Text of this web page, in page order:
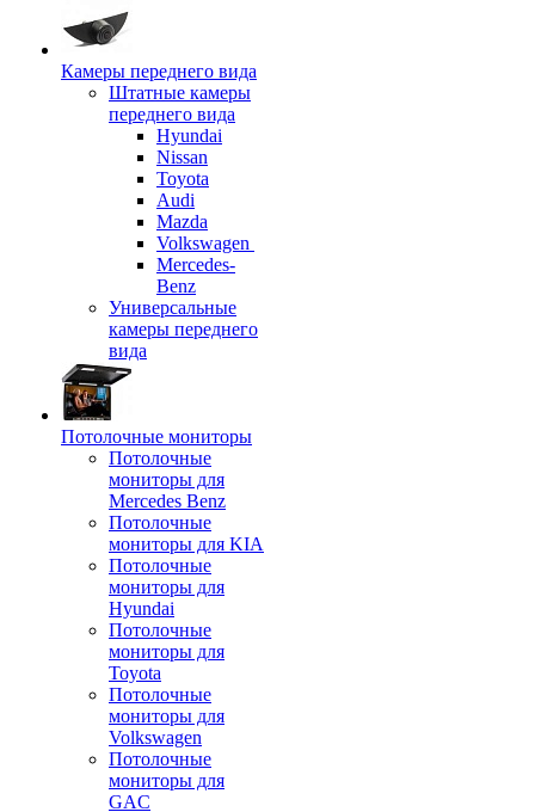
Камеры переднего вида
Штатные камеры
переднего вида
Hyundai
Nissan
Toyota
Audi
Mazda
Volkswagen
Mercedes-
Benz
Универсальные
камеры переднего
вида
Потолочные мониторы
Потолочные
мониторы для
Mercedes Benz
Потолочные
мониторы для KIA
Потолочные
мониторы для
Hyundai
Потолочные
мониторы для
Toyota
Потолочные
мониторы для
Volkswagen
Потолочные
мониторы для
GAC